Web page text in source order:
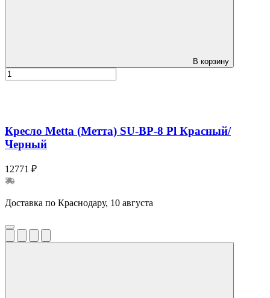
В корзину
Кресло Metta (Метта) SU-BP-8 Pl Красный/
Черный
12771 ₽
Доставка по Краснодару, 10 августа